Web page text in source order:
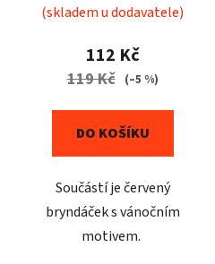
(skladem u dodavatele)
112 Kč
119 Kč (–5 %)
DO KOŠÍKU
Součástí je červený
bryndáček s vánočním
motivem.